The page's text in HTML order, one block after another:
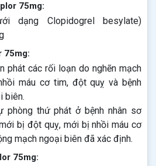
75mg:
dạng Clopidogrel besylate)
75mg:
phát các rối loạn do nghẽn mạch
máu cơ tim, đột quỵ và bệnh
biên.
phòng thứ phát ở bệnh nhân sơ
bị đột quỵ, mới bị nhồi máu cơ
mạch ngoại biên đã xác định.
75mg: